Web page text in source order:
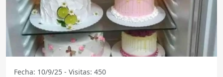
Fecha: 10/9/25 - Visitas: 450